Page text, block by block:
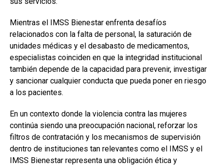
Mientras el IMSS Bienestar enfrenta desafíos
relacionados con la falta de personal, la saturación de
unidades médicas y el desabasto de medicamentos,
especialistas coinciden en que la integridad institucional
también depende de la capacidad para prevenir, investigar
y sancionar cualquier conducta que pueda poner en riesgo
a los pacientes.
En un contexto donde la violencia contra las mujeres
continúa siendo una preocupación nacional, reforzar los
filtros de contratación y los mecanismos de supervisión
dentro de instituciones tan relevantes como el IMSS y el
IMSS Bienestar representa una obligación ética y